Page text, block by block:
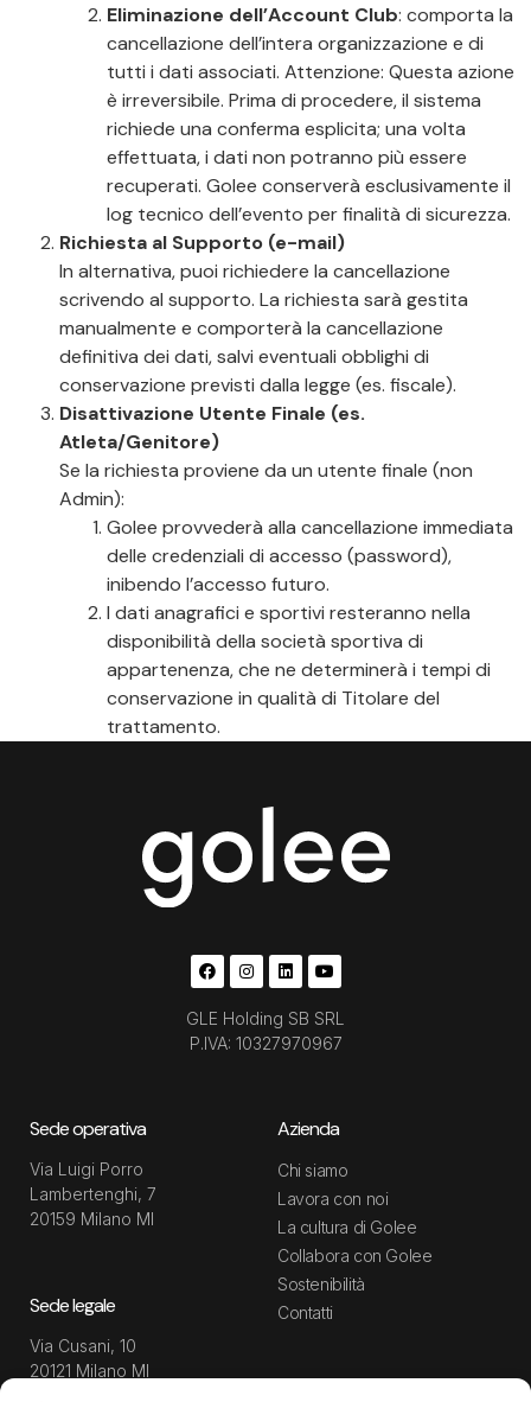
Eliminazione dell’Account Club: comporta la
cancellazione dell’intera organizzazione e di
tutti i dati associati. Attenzione: Questa azione
è irreversibile. Prima di procedere, il sistema
richiede una conferma esplicita; una volta
effettuata, i dati non potranno più essere
recuperati. Golee conserverà esclusivamente il
log tecnico dell’evento per finalità di sicurezza.
Richiesta al Supporto (e-mail)
In alternativa, puoi richiedere la cancellazione
scrivendo al supporto. La richiesta sarà gestita
manualmente e comporterà la cancellazione
definitiva dei dati, salvi eventuali obblighi di
conservazione previsti dalla legge (es. fiscale).
Disattivazione Utente Finale (es.
Atleta/Genitore)
Se la richiesta proviene da un utente finale (non
Admin):
Golee provvederà alla cancellazione immediata
delle credenziali di accesso (password),
inibendo l’accesso futuro.
I dati anagrafici e sportivi resteranno nella
disponibilità della società sportiva di
appartenenza, che ne determinerà i tempi di
conservazione in qualità di Titolare del
trattamento.
GLE Holding SB SRL
P.IVA: 10327970967
Sede operativa
Via Luigi Porro
Lambertenghi, 7
20159 Milano MI
Sede legale
Via Cusani, 10
20121 Milano MI
Azienda
Chi siamo
Lavora con noi
La cultura di Golee
Collabora con Golee
Sostenibilità
Contatti